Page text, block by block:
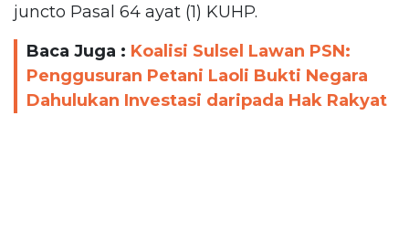
juncto Pasal 64 ayat (1) KUHP.
Baca Juga : Koalisi Sulsel Lawan PSN:
Penggusuran Petani Laoli Bukti Negara
Dahulukan Investasi daripada Hak Rakyat